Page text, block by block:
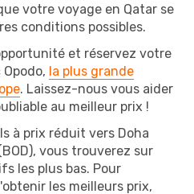
votre voyage en Qatar se
conditions possibles.
et réservez votre
la plus grande
. Laissez-nous vous aider
au meilleur prix !
à prix réduit vers Doha
vous trouverez sur
les plus bas. Pour
les meilleurs prix,